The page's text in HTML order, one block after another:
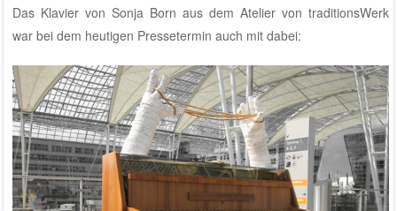
Das Klavier von Sonja Born aus dem Atelier von traditionsWerk
war bei dem heutigen Pressetermin auch mit dabei: